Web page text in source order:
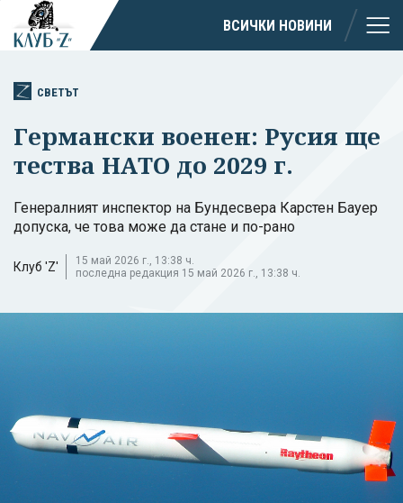
ВСИЧКИ НОВИНИ
СВЕТЪТ
Германски военен: Русия ще
тества НАТО до 2029 г.
Генералният инспектор на Бундесвера Карстен Бауер
допуска, че това може да стане и по-рано
Клуб 'Z'
15 май 2026 г., 13:38 ч.
последна редакция 15 май 2026 г., 13:38 ч.